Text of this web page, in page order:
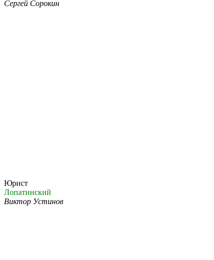
Сергей Сорокин
Юрист
Лопатинский
Виктор Устинов